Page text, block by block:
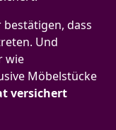
dass
Und
wie
Möbelstücke
versichert